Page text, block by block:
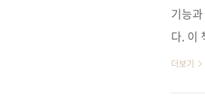
기능
다. 이
안 이
더보기